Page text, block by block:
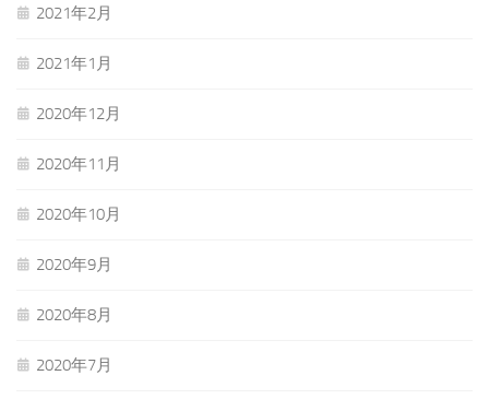
2021年2月
2021年1月
2020年12月
2020年11月
2020年10月
2020年9月
2020年8月
2020年7月